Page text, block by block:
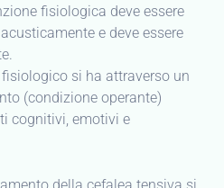
fisiologica deve essere
e deve essere
si ha attraverso un
(condizione operante)
cognitivi, emotivi e